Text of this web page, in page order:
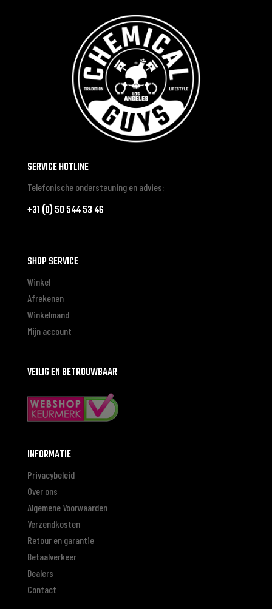
SERVICE HOTLINE
Telefonische ondersteuning en advies:
+31 (0) 50 544 53 46
SHOP SERVICE
Winkel
Afrekenen
Winkelmand
Mijn account
VEILIG EN BETROUWBAAR
INFORMATIE
Privacybeleid
Over ons
Algemene Voorwaarden
Verzendkosten
Retour en garantie
Betaalverkeer
Dealers
Contact